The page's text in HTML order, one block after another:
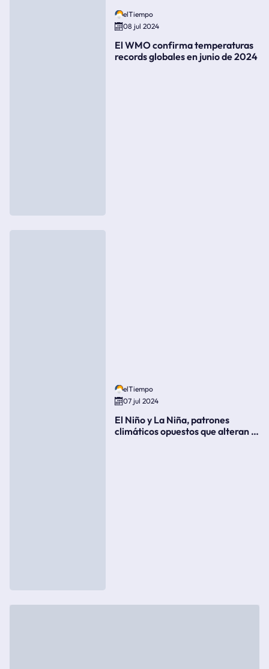
elTiempo
08 jul 2024
El WMO confirma temperaturas
records globales en junio de 2024
elTiempo
07 jul 2024
El Niño y La Niña, patrones
climáticos opuestos que alteran la